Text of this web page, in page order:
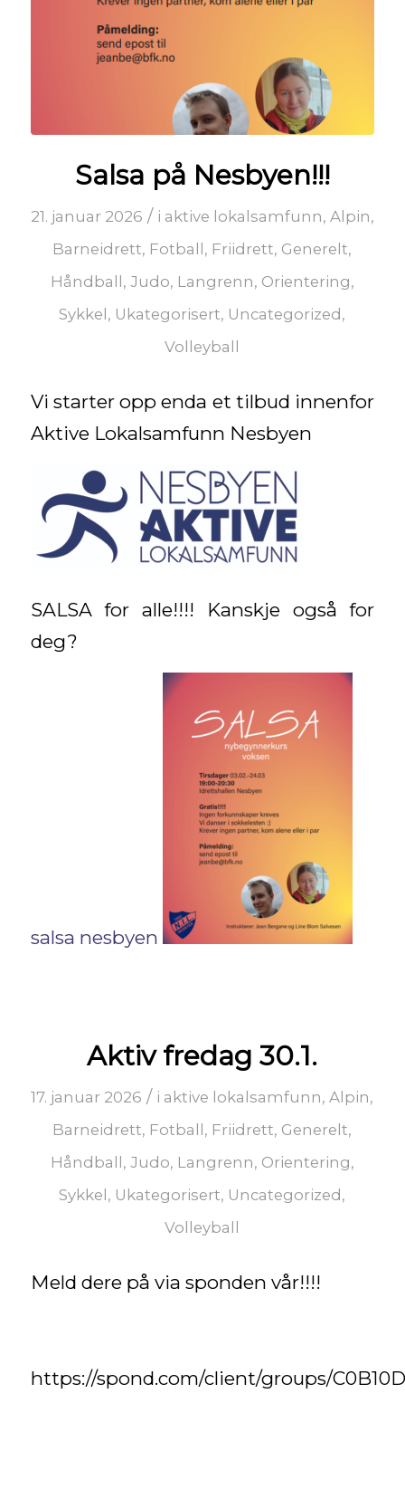
Salsa på Nesbyen!!!
21. januar 2026 / i aktive lokalsamfunn, Alpin,
Barneidrett, Fotball, Friidrett, Generelt,
Håndball, Judo, Langrenn, Orientering,
Sykkel, Ukategorisert, Uncategorized,
Volleyball
Vi starter opp enda et tilbud innenfor
Aktive Lokalsamfunn Nesbyen
SALSA for alle!!!! Kanskje også for
deg?
salsa nesbyen
Aktiv fredag 30.1.
17. januar 2026 / i aktive lokalsamfunn,Alpin,
Barneidrett, Fotball, Friidrett, Generelt,
Håndball, Judo, Langrenn, Orientering,
Sykkel, Ukategorisert, Uncategorized,
Volleyball
Meld dere på via sponden vår!!!!
https://spond.com/client/groups/